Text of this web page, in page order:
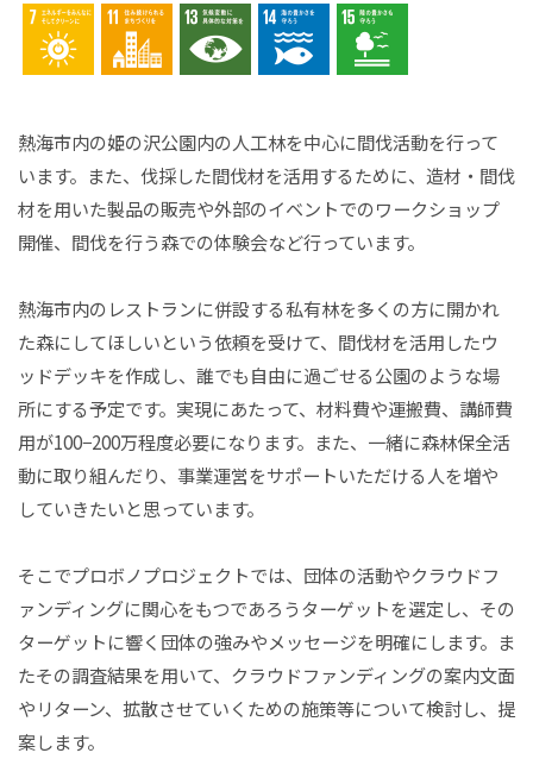
熱海市内の姫の沢公園内の人工林を中心に間伐活動を行って
います。また、伐採した間伐材を活用するために、造材・間伐
材を用いた製品の販売や外部のイベントでのワークショップ
開催、間伐を行う森での体験会など行っています。
熱海市内のレストランに併設する私有林を多くの方に開かれ
た森にしてほしいという依頼を受けて、間伐材を活用したウ
ッドデッキを作成し、誰でも自由に過ごせる公園のような場
所にする予定です。実現にあたって、材料費や運搬費、講師費
用が100−200万程度必要になります。また、一緒に森林保全活
動に取り組んだり、事業運営をサポートいただける人を増や
していきたいと思っています。
そこでプロボノプロジェクトでは、団体の活動やクラウドフ
ァンディングに関心をもつであろうターゲットを選定し、その
ターゲットに響く団体の強みやメッセージを明確にします。ま
たその調査結果を用いて、クラウドファンディングの案内文面
やリターン、拡散させていくための施策等について検討し、提
案します。